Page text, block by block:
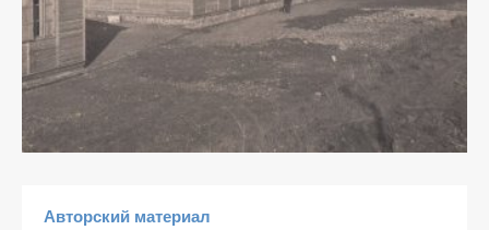
Авторский материал